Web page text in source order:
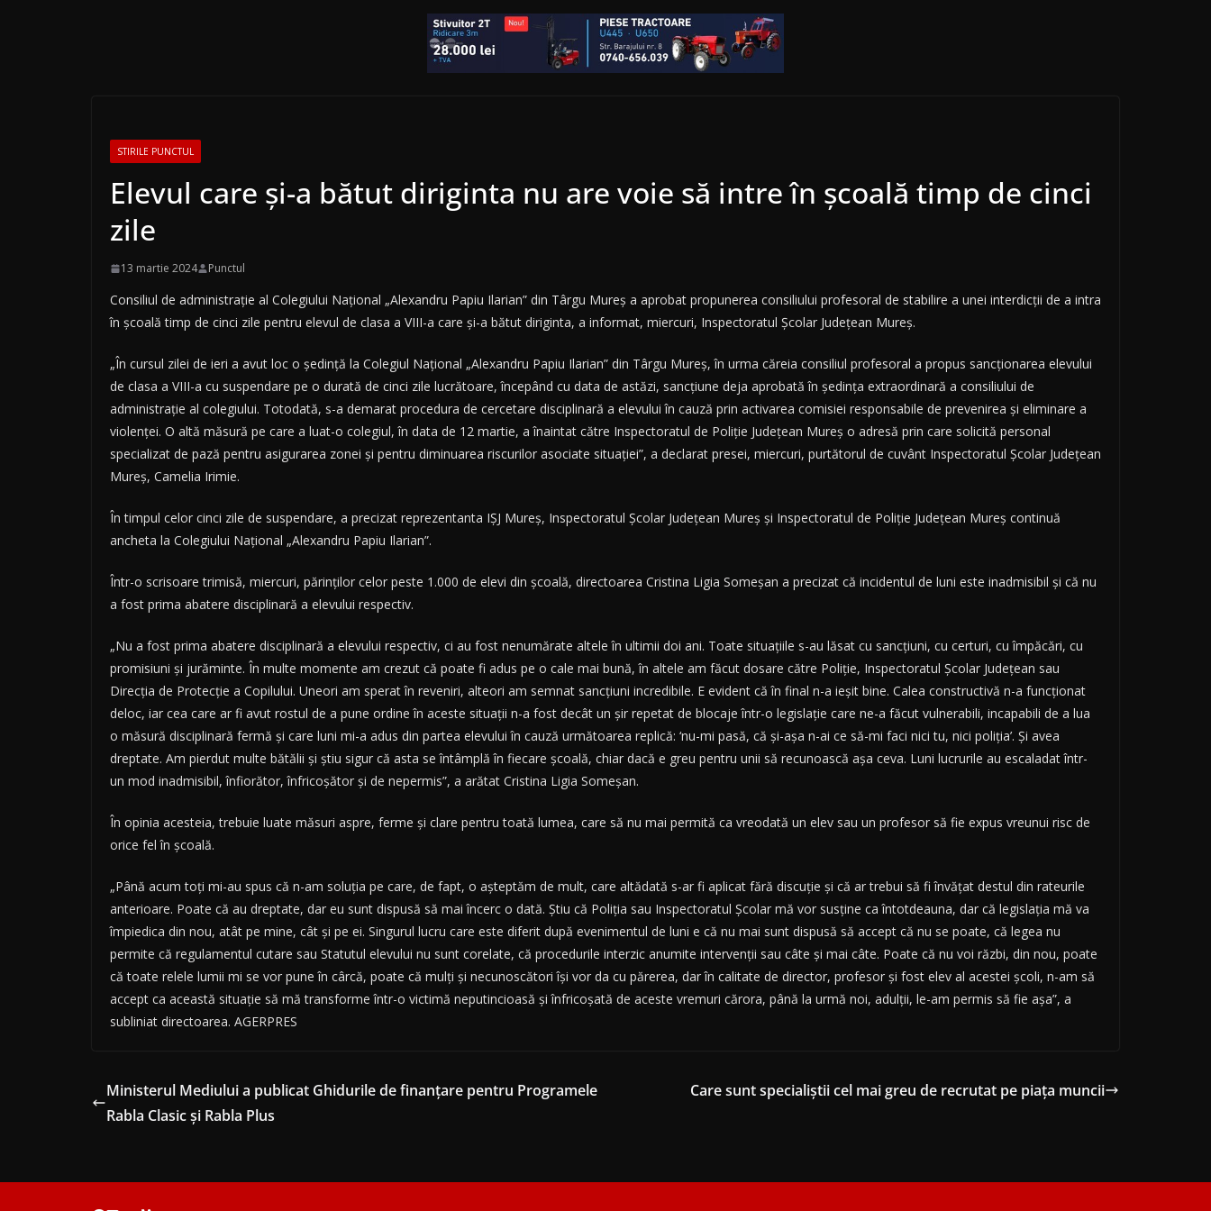
STIRILE PUNCTUL
Elevul care şi-a bătut diriginta nu are voie să intre în şcoală timp de cinci
zile
13 martie 2024 Punctul
Consiliul de administraţie al Colegiului Naţional „Alexandru Papiu Ilarian” din Târgu Mureş a aprobat propunerea consiliului profesoral de stabilire a unei interdicţii de a intra
în şcoală timp de cinci zile pentru elevul de clasa a VIII-a care şi-a bătut diriginta, a informat, miercuri, Inspectoratul Şcolar Judeţean Mureş.
„În cursul zilei de ieri a avut loc o şedinţă la Colegiul Naţional „Alexandru Papiu Ilarian” din Târgu Mureş, în urma căreia consiliul profesoral a propus sancţionarea elevului
de clasa a VIII-a cu suspendare pe o durată de cinci zile lucrătoare, începând cu data de astăzi, sancţiune deja aprobată în şedinţa extraordinară a consiliului de
administraţie al colegiului. Totodată, s-a demarat procedura de cercetare disciplinară a elevului în cauză prin activarea comisiei responsabile de prevenirea şi eliminare a
violenţei. O altă măsură pe care a luat-o colegiul, în data de 12 martie, a înaintat către Inspectoratul de Poliţie Judeţean Mureş o adresă prin care solicită personal
specializat de pază pentru asigurarea zonei şi pentru diminuarea riscurilor asociate situaţiei”, a declarat presei, miercuri, purtătorul de cuvânt Inspectoratul Şcolar Judeţean
Mureş, Camelia Irimie.
În timpul celor cinci zile de suspendare, a precizat reprezentanta IŞJ Mureş, Inspectoratul Şcolar Judeţean Mureş şi Inspectoratul de Poliţie Judeţean Mureş continuă
ancheta la Colegiului Naţional „Alexandru Papiu Ilarian”.
Într-o scrisoare trimisă, miercuri, părinţilor celor peste 1.000 de elevi din şcoală, directoarea Cristina Ligia Someşan a precizat că incidentul de luni este inadmisibil şi că nu
a fost prima abatere disciplinară a elevului respectiv.
„Nu a fost prima abatere disciplinară a elevului respectiv, ci au fost nenumărate altele în ultimii doi ani. Toate situaţiile s-au lăsat cu sancţiuni, cu certuri, cu împăcări, cu
promisiuni şi jurăminte. În multe momente am crezut că poate fi adus pe o cale mai bună, în altele am făcut dosare către Poliţie, Inspectoratul Şcolar Judeţean sau
Direcţia de Protecţie a Copilului. Uneori am sperat în reveniri, alteori am semnat sancţiuni incredibile. E evident că în final n-a ieşit bine. Calea constructivă n-a funcţionat
deloc, iar cea care ar fi avut rostul de a pune ordine în aceste situaţii n-a fost decât un şir repetat de blocaje într-o legislaţie care ne-a făcut vulnerabili, incapabili de a lua
o măsură disciplinară fermă şi care luni mi-a adus din partea elevului în cauză următoarea replică: ‘nu-mi pasă, că şi-aşa n-ai ce să-mi faci nici tu, nici poliţia’. Şi avea
dreptate. Am pierdut multe bătălii şi ştiu sigur că asta se întâmplă în fiecare şcoală, chiar dacă e greu pentru unii să recunoască aşa ceva. Luni lucrurile au escaladat într-
un mod inadmisibil, înfiorător, înfricoşător şi de nepermis”, a arătat Cristina Ligia Someşan.
În opinia acesteia, trebuie luate măsuri aspre, ferme şi clare pentru toată lumea, care să nu mai permită ca vreodată un elev sau un profesor să fie expus vreunui risc de
orice fel în şcoală.
„Până acum toţi mi-au spus că n-am soluţia pe care, de fapt, o aşteptăm de mult, care altădată s-ar fi aplicat fără discuţie şi că ar trebui să fi învăţat destul din rateurile
anterioare. Poate că au dreptate, dar eu sunt dispusă să mai încerc o dată. Ştiu că Poliţia sau Inspectoratul Şcolar mă vor susţine ca întotdeauna, dar că legislaţia mă va
împiedica din nou, atât pe mine, cât şi pe ei. Singurul lucru care este diferit după evenimentul de luni e că nu mai sunt dispusă să accept că nu se poate, că legea nu
permite că regulamentul cutare sau Statutul elevului nu sunt corelate, că procedurile interzic anumite intervenţii sau câte şi mai câte. Poate că nu voi răzbi, din nou, poate
că toate relele lumii mi se vor pune în cârcă, poate că mulţi şi necunoscători îşi vor da cu părerea, dar în calitate de director, profesor şi fost elev al acestei şcoli, n-am să
accept ca această situaţie să mă transforme într-o victimă neputincioasă şi înfricoşată de aceste vremuri cărora, până la urmă noi, adulţii, le-am permis să fie aşa”, a
subliniat directoarea. AGERPRES
Ministerul Mediului a publicat Ghidurile de finanțare pentru Programele
Rabla Clasic și Rabla Plus
Care sunt specialiștii cel mai greu de recrutat pe piața muncii